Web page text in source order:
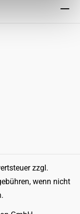
zzgl.
wenn nicht